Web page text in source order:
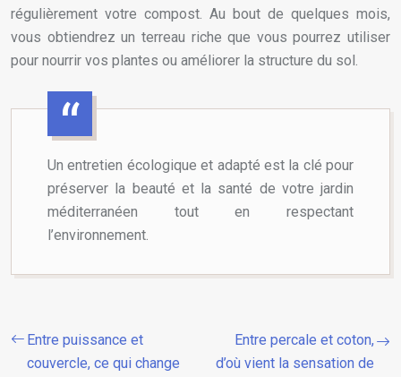
régulièrement votre compost. Au bout de quelques mois,
vous obtiendrez un terreau riche que vous pourrez utiliser
pour nourrir vos plantes ou améliorer la structure du sol.
Un entretien écologique et adapté est la clé pour
préserver la beauté et la santé de votre jardin
méditerranéen tout en respectant
l’environnement.
Entre puissance et
couvercle, ce qui change
Entre percale et coton,
d’où vient la sensation de